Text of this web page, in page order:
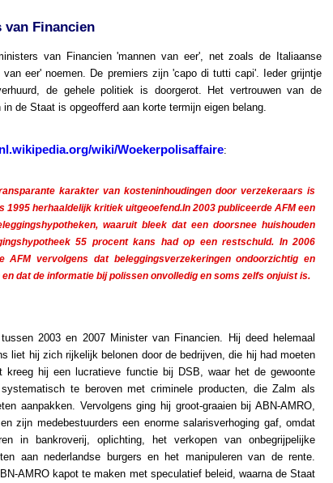
Financien
van Financien 'mannen van eer', net zoals de Italiaanse
eer' noemen. De premiers zijn 'capo di tutti capi'. Ieder grijntje
de gehele politiek is doorgerot. Het vertrouwen van de
de Staat is opgeofferd aan korte termijn eigen belang.
wiki/Woekerpolisaffaire:
karakter van kosteninhoudingen door verzekeraars is
1995 herhaaldelijk kritiek uitgeoefend.In 2003 publiceerde AFM een
waaruit bleek dat een doorsnee huishouden
55 procent kans had op een restschuld. In 2006
AFM vervolgens dat beleggingsverzekeringen ondoorzichtig en
dat de informatie bij polissen onvolledig en soms zelfs onjuist is.
2003 en 2007 Minister van Financien. Hij deed helemaal
liet hij zich rijkelijk belonen door de bedrijven, die hij had moeten
kreeg hij een lucratieve functie bij DSB, waar het de gewoonte
te beroven met criminele producten, die Zalm als
aanpakken. Vervolgens ging hij groot-graaien bij ABN-AMRO,
zijn medebestuurders een enorme salarisverhoging gaf, omdat
in bankroverij, oplichting, het verkopen van onbegrijpelijke
aan nederlandse burgers en het manipuleren van de rente.
AMRO kapot te maken met speculatief beleid, waarna de Staat